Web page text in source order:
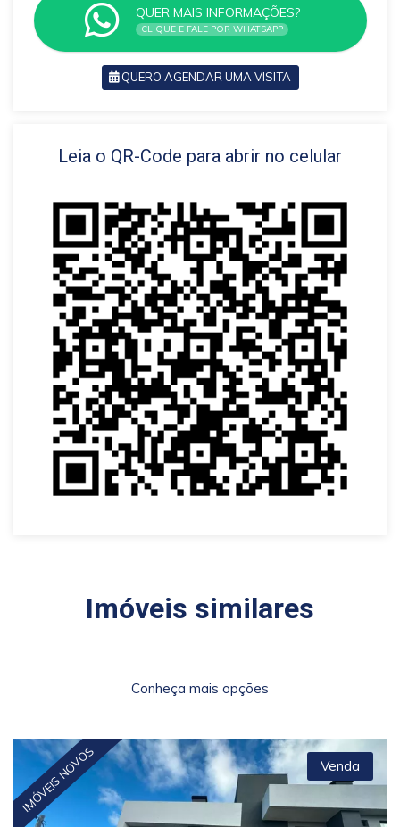
QUER MAIS INFORMAÇÕES?
CLIQUE E FALE POR WHATSAPP
QUERO AGENDAR UMA VISITA
VOLTAR
Leia o QR-Code para abrir no celular
Imóveis similares
Conheça mais opções
IMÓVEIS NOVOS Venda